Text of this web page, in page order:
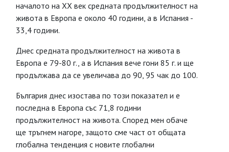
началото на XX век средната продължителност на
живота в Европа е около 40 години, а в Испания -
33,4 години.
Днес средната продължителност на живота в
Европа е 79-80 г., а в Испания вече гони 85 г. и ще
продължава да се увеличава до 90, 95 чак до 100.
България днес изостава по този показател и е
последна в Европа със 71,8 години
продължителност на живота. Според мен обаче
ще тръгнем нагоре, защото сме част от общата
глобална тенденция с новите глобални